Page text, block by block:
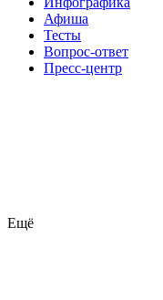
Афиша
Тесты
Вопрос-ответ
Пресс-центр
Ещё